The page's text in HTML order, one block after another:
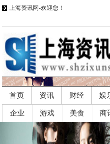
上海资讯网-欢迎您！
首页 资讯 财经 娱
企业 游戏 美食 商